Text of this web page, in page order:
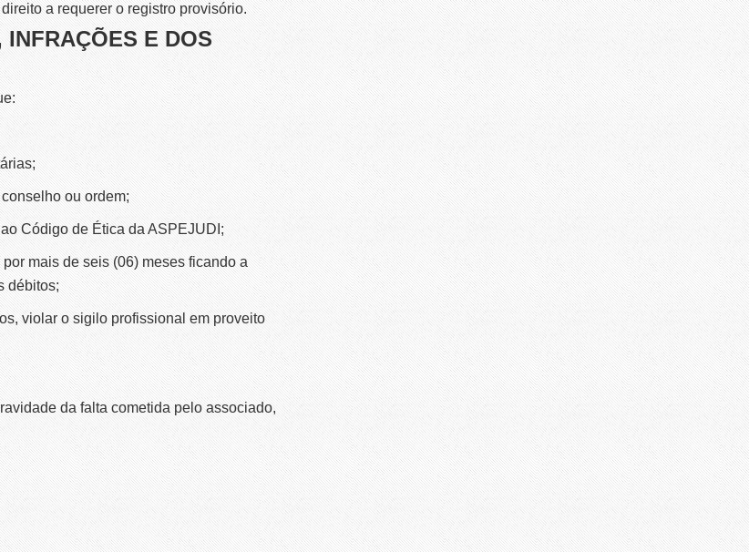
a requerer o registro provisório.
E DOS
ou ordem;
Código de Ética da ASPEJUDI;
mais de seis (06) meses ficando a
débitos;
violar o sigilo profissional em proveito
da falta cometida pelo associado,